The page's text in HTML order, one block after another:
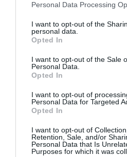
Personal Data Processing
I want to opt-out of the
personal data.
Opted In
I want to opt-out of the Sale
Personal Data.
Opted In
I want to opt-out of
Personal Data for Targeted
Opted In
I want to opt-out of
Retention, Sale, and/or
Personal Data that Is
Purposes for which it was
10'
Timeout CP Fraga
9ª Falta de Equipa do
10ª Falta de Equipa de
17'